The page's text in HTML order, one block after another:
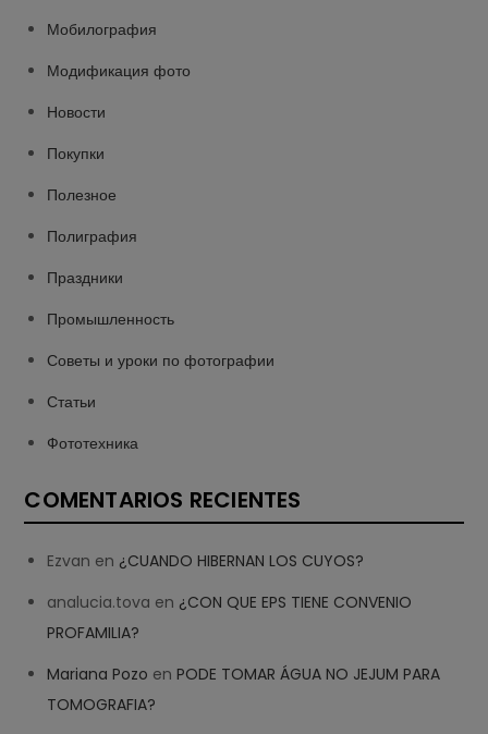
Мобилография
Модификация фото
Новости
Покупки
Полезное
Полиграфия
Праздники
Промышленность
Советы и уроки по фотографии
Статьи
Фототехника
COMENTARIOS RECIENTES
Ezvan en ¿CUANDO HIBERNAN LOS CUYOS?
analucia.tova en ¿CON QUE EPS TIENE CONVENIO
PROFAMILIA?
Mariana Pozo enPODE TOMAR ÁGUA NO JEJUM PARA
TOMOGRAFIA?